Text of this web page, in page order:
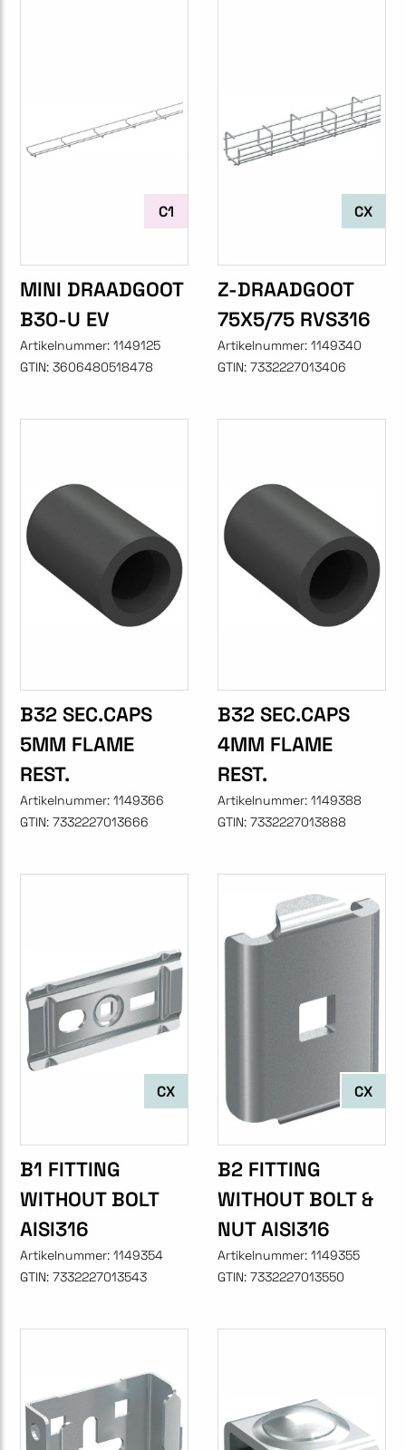
C1
MINI DRAADGOOT
B30-U EV
Artikelnummer: 1149125
GTIN: 3606480518478
CX
Z-DRAADGOOT
75X5/75 RVS316
Artikelnummer: 1149340
GTIN: 7332227013406
B32 SEC.CAPS
5MM FLAME
REST.
Artikelnummer: 1149366
GTIN: 7332227013666
B32 SEC.CAPS
4MM FLAME
REST.
Artikelnummer: 1149388
GTIN: 7332227013888
CX
B1 FITTING
WITHOUT BOLT
AISI316
Artikelnummer: 1149354
GTIN: 7332227013543
CX
B2 FITTING
WITHOUT BOLT &
NUT AISI316
Artikelnummer: 1149355
GTIN: 7332227013550